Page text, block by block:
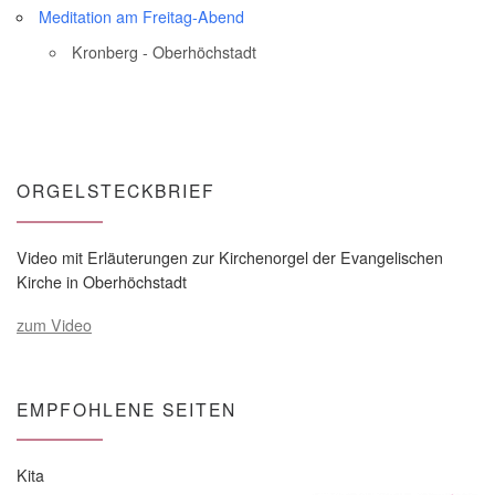
Meditation am Freitag-Abend
Kronberg - Oberhöchstadt
ORGELSTECKBRIEF
Video mit Erläuterungen zur Kirchenorgel der Evangelischen
Kirche in Oberhöchstadt
zum Video
EMPFOHLENE SEITEN
Kita